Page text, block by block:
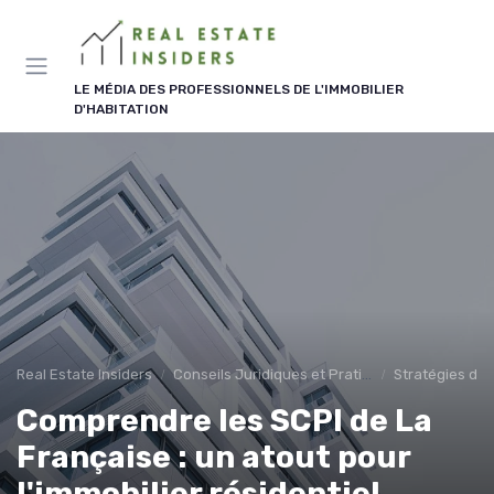
LE MÉDIA DES PROFESSIONNELS DE L'IMMOBILIER
D'HABITATION
Real Estate Insiders Conseils Juridiques et Pratiques Stratégies
Comprendre les SCPI de La
Française : un atout pour